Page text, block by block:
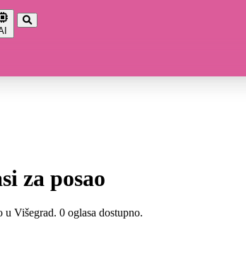
za posao
u Višegrad. 0 oglasa dostupno.